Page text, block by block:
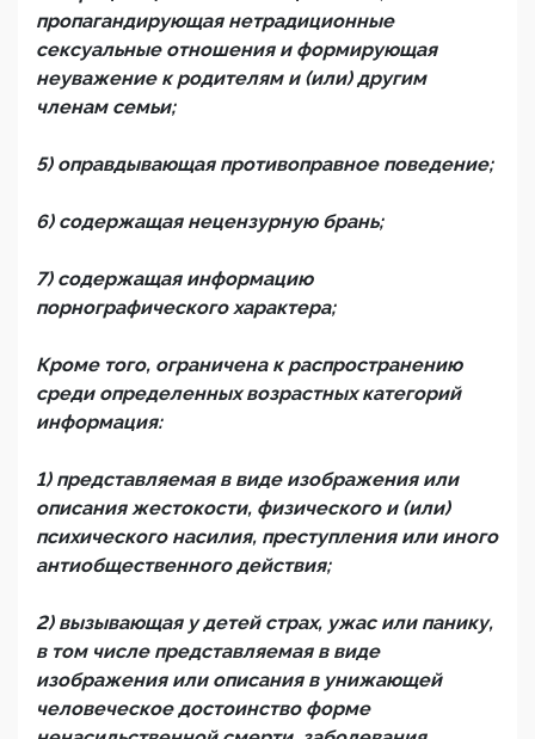
пропагандирующая нетрадиционные
сексуальные отношения и формирующая
неуважение к родителям и (или) другим
членам семьи;
5) оправдывающая противоправное поведение;
6) содержащая нецензурную брань;
7) содержащая информацию
порнографического характера;
Кроме того, ограничена к распространению
среди определенных возрастных категорий
информация:
1) представляемая в виде изображения или
описания жестокости, физического и (или)
психического насилия, преступления или иного
антиобщественного действия;
2) вызывающая у детей страх, ужас или панику,
в том числе представляемая в виде
изображения или описания в унижающей
человеческое достоинство форме